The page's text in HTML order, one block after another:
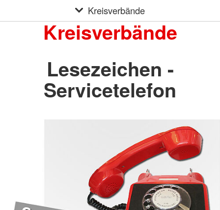
Kreisverbände
Kreisverbände
Lesezeichen -
Servicetelefon